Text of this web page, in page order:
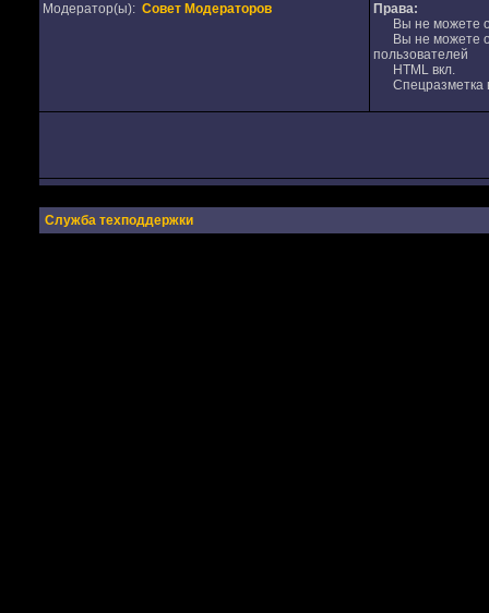
Модератор(ы): Совет Модераторов
Права:
Вы не можете
Вы не можете
пользователей
HTML вкл.
Спецразметка
Служба техподдержки